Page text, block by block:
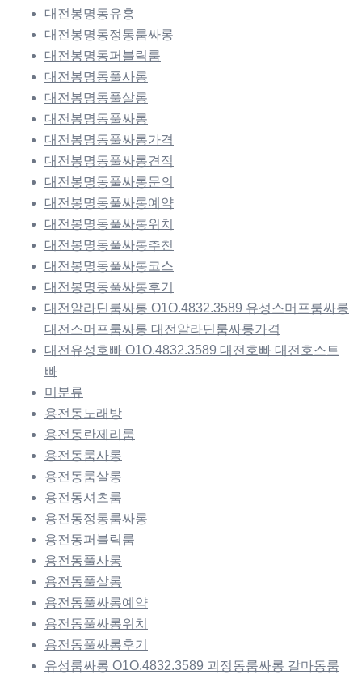
대전봉명동유흥
대전봉명동정통룸싸롱
대전봉명동퍼블릭룸
대전봉명동풀사롱
대전봉명동풀살롱
대전봉명동풀싸롱
대전봉명동풀싸롱가격
대전봉명동풀싸롱견적
대전봉명동풀싸롱문의
대전봉명동풀싸롱예약
대전봉명동풀싸롱위치
대전봉명동풀싸롱추천
대전봉명동풀싸롱코스
대전봉명동풀싸롱후기
대전알라딘룸싸롱 O1O.4832.3589 유성스머프룸싸롱
대전스머프룸싸롱 대전알라딘룸싸롱가격
대전유성호빠 O1O.4832.3589 대전호빠 대전호스트
빠
미분류
용전동노래방
용전동란제리룸
용전동룸사롱
용전동룸살롱
용전동셔츠룸
용전동정통룸싸롱
용전동퍼블릭룸
용전동풀사롱
용전동풀살롱
용전동풀싸롱예약
용전동풀싸롱위치
용전동풀싸롱후기
유성룸싸롱 O1O.4832.3589 괴정동룸싸롱 갈마동룸